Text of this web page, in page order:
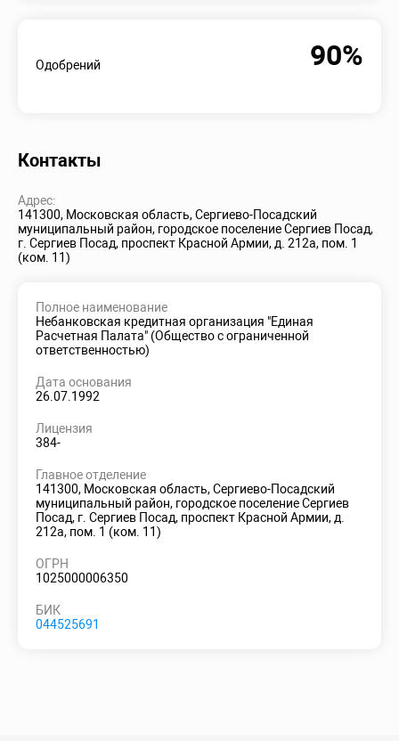
Одобрений 90%
Контакты
Адрес:
141300, Московская область, Сергиево-Посадский
муниципальный район, городское поселение Сергиев Посад,
г. Сергиев Посад, проспект Красной Армии, д. 212а, пом. 1
(ком. 11)
Полное наименование
Небанковская кредитная организация "Единая
Расчетная Палата" (Общество с ограниченной
ответственностью)
Дата основания
26.07.1992
Лицензия
384-
Главное отделение
141300, Московская область, Сергиево-Посадский
муниципальный район, городское поселение Сергиев
Посад, г. Сергиев Посад, проспект Красной Армии, д.
212а, пом. 1 (ком. 11)
ОГРН
1025000006350
БИК
044525691